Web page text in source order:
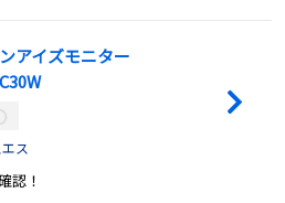
アイズモニター
ス
認！